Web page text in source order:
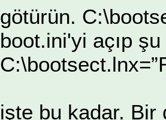
götürün.
boot.ini'yi açıp şu
işte bu kadar. Bir